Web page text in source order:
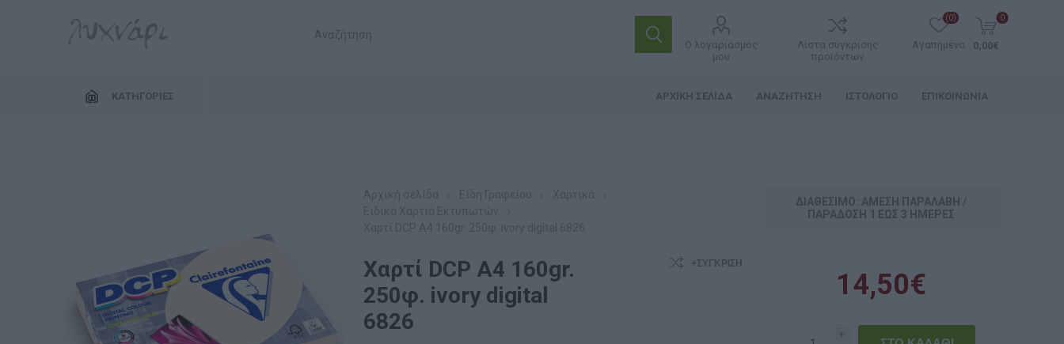
Ο λογαριασμός
μου
Λίστα σύγκρισης
προϊόντων
Αγαπημένα
(0) 0
0,00€
ΚΑΤΗΓΟΡΊΕΣ ΑΡΧΙΚΉ ΣΕΛΊΔΑ ΑΝΑΖΉΤΗΣΗ ΙΣΤΟΛΌΓΙΟ ΕΠΙΚΟΙΝΩΝΊΑ
Χαρτί DCP Α4 160gr.
250φ. ivory digital
6826
+ΣΎΓΚΡΙΣΗ
ΔΙΑΘΈΣΙΜΟ: ΆΜΕΣΗ ΠΑΡΑΛΑΒΉ /
ΠΑΡΆΔOΣΗ 1 ΈΩΣ 3 ΗΜΈΡΕΣ
14,50€
i